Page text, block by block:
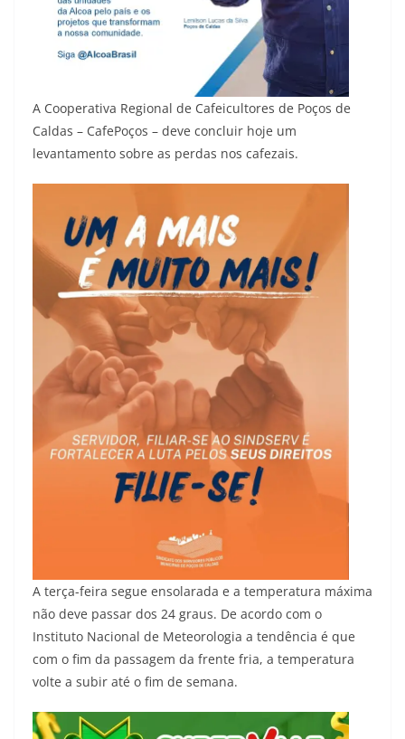
A Cooperativa Regional de Cafeicultores de Poços de
Caldas – CafePoços – deve concluir hoje um
levantamento sobre as perdas nos cafezais.
A terça-feira segue ensolarada e a temperatura máxima
não deve passar dos 24 graus. De acordo com o
Instituto Nacional de Meteorologia a tendência é que
com o fim da passagem da frente fria, a temperatura
volte a subir até o fim de semana.